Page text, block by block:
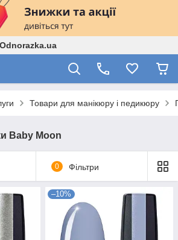
Товари для манікюру і педикюру
Baby Moon
0 Фільтри
–10%